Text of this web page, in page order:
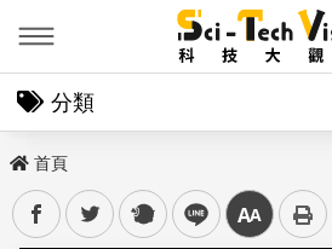
分類
首頁
facebooktwitter plurk line 中